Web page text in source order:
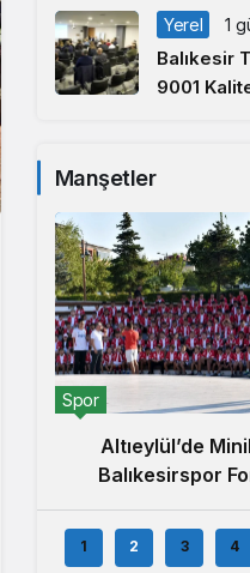
Yerel 1
Balıkesir
9001
Manşetler
Spor
Altıeylül’de
Balıkesirspor
1 2 3 4